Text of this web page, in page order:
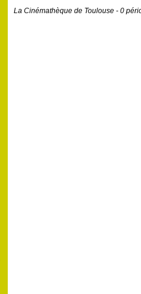
La Cinémathèque de Toulouse - 0